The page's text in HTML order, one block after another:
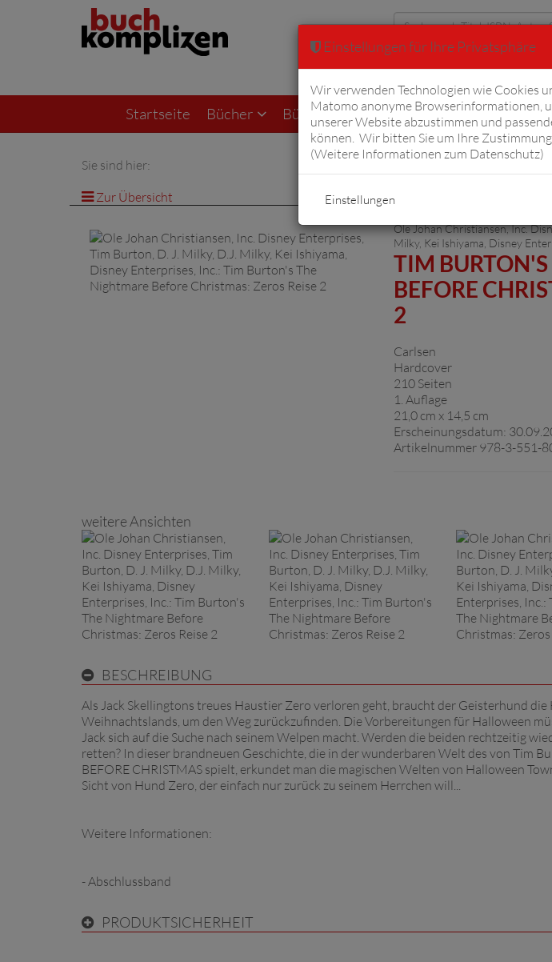
Erweiterte Suche
Startseite Bücher Bücher von Fiftyfifty Hörbücher
Sie sind hier:
Zur Übersicht
Ole Johan Christiansen, Inc.
Milky, Kei Ishiyama, Disney
TIM
BEFORE
2
Carlsen
Hardcover
210 Seiten
1. Auflage
21,0 cm x 14,5 cm
Erscheinungsdatum:
Artikelnummer 978-3-551-
weitere Ansichten
BESCHREIBUNG
Als Jack Skellingtons treues Haustier Zero verloren geht, braucht der Geisterhund
Weihnachtslands, um den Weg zurückzufinden. Die Vorbereitungen für Halloween
Jack sich auf die Suche nach seinem Welpen macht. Werden die beiden rechtzeitig
retten? In dieser brandneuen Geschichte, die in der wunderbaren Welt des von Tim
BEFORE CHRISTMAS spielt, erkundet man die magischen Welten von Halloween
Sicht von Hund Zero, der einfach nur zurück zu seinem Herrchen will...
Weitere Informationen:
- Abschlussband
PRODUKTSICHERHEIT
Einstellungen für Ihre Privatsphäre
Wir verwenden Technologien wie Cookies
Matomo anonyme Browserinformationen,
unserer Website abzustimmen und
können. Wir bitten Sie um Ihre
(Weitere Informationen zum Datenschutz)
Einstellungen